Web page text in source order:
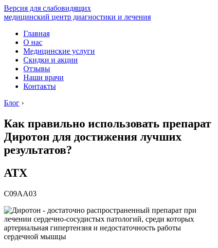
Версия для слабовидящих
медицинский центр диагностики и лечения
Главная
О нас
Медицинские услуги
Скидки и акции
Отзывы
Наши врачи
Контакты
Блог ›
Как правильно использовать препарат
Диротон для достижения лучших
результатов?
АТХ
C09AA03